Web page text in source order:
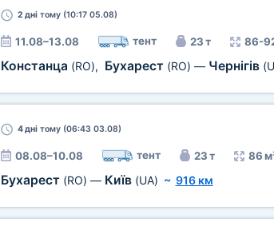
2 днітому (10:17 05.08)
11.08–13.08 тент 23 т 86-
Констанца (RO), Бухарест (RO) — Чернігів
4 днітому (06:43 03.08)
08.08–10.08 тент 23 т 86
Бухарест (RO) — Київ (UA) ~ 916 км